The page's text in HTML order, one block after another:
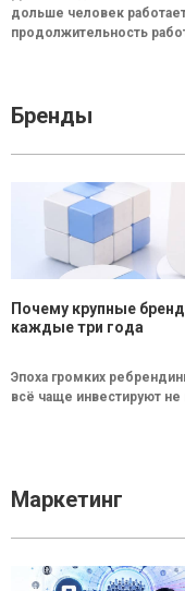
дольше человек
продолжительность
Бренды
Почему крупные
каждые три года
Эпоха громких
всё чаще инвестируют
Маркетинг